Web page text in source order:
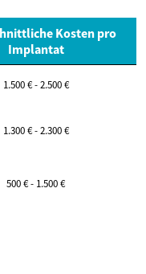
Kosten pro
Implantat
1.500 € - 2.500 €
1.300 € - 2.300 €
500 € - 1.500 €